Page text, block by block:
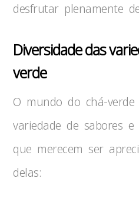
desfrutar plenamente
Diversidade das
verde
O mundo do chá-
variedade de sabores
que merecem ser
delas: